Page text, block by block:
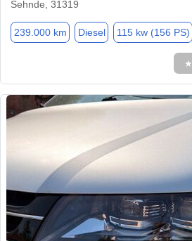
Sehnde, 31319
239.000 km Diesel 115 kw (156 PS)
★